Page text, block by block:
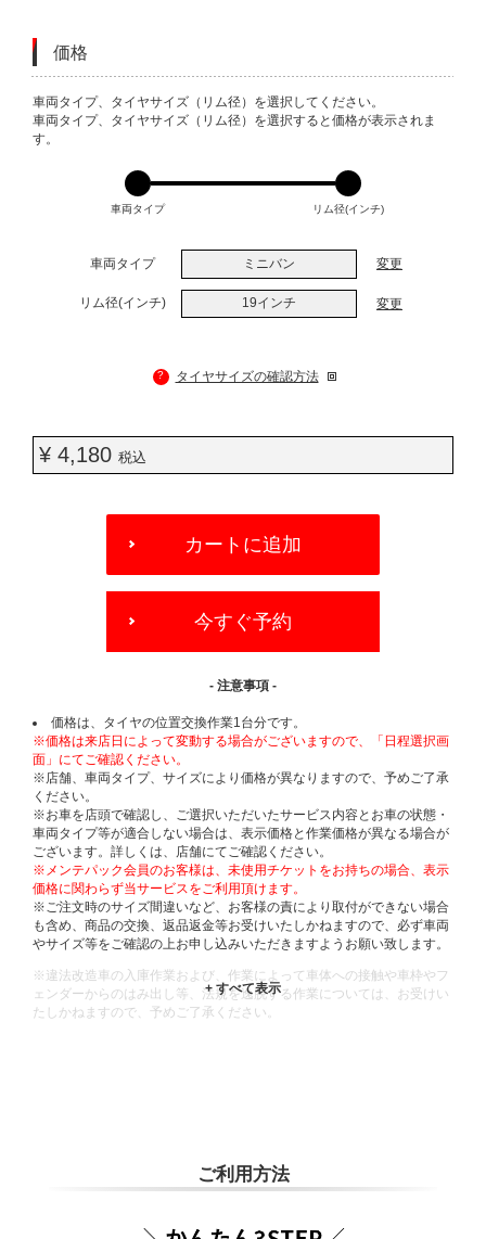
価格
VARIATIONS
車両タイプ、タイヤサイズ（リム径）を選択してください。
車両タイプ、タイヤサイズ（リム径）を選択すると価格が表示されま
す。
車両タイプ リム径(インチ)
車両タイプ ミニバン 変更
リム径(インチ) 19インチ 変更
? タイヤサイズの確認方法
¥ 4,180 税込
OPTIONS
カートに追加
今すぐ予約
- 注意事項 -
価格は、タイヤの位置交換作業1台分です。
※価格は来店日によって変動する場合がございますので、「日程選択画
面」にてご確認ください。
※店舗、車両タイプ、サイズにより価格が異なりますので、予めご了承
ください。
※お車を店頭で確認し、ご選択いただいたサービス内容とお車の状態・
車両タイプ等が適合しない場合は、表示価格と作業価格が異なる場合が
ございます。詳しくは、店舗にてご確認ください。
※メンテパック会員のお客様は、未使用チケットをお持ちの場合、表示
価格に関わらず当サービスをご利用頂けます。
※ご注文時のサイズ間違いなど、お客様の責により取付ができない場合
も含め、商品の交換、返品返金等お受けいたしかねますので、必ず車両
やサイズ等をご確認の上お申し込みいただきますようお願い致します。
※違法改造車の入庫作業および、作業によって車体への接触や車枠やフ
ェンダーからのはみ出し等、法規を逸脱する作業については、お受けい
たしかねますので、予めご了承ください。
ご利用方法